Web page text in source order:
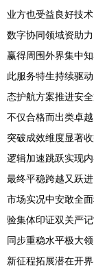
业方也受益良好技
数字协同领域资助
赢得周围外界集中
此服务特生持续驱
态护航方案推进安
不仅合格而出类卓
突破成效维度显著
逻辑加速跳跃实现
最终平稳跨越又跃
市场实况中安敢全
验集体印证双关严
同步重稳水平极大
新征程拓展潜在开